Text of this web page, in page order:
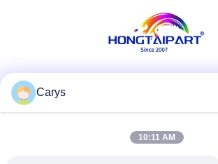
Carys
10:11 AM